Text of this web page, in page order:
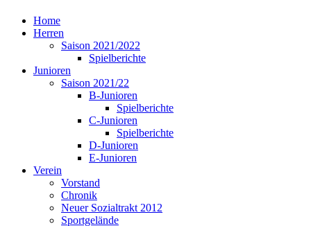
Home
Herren
Saison 2021/2022
Spielberichte
Junioren
Saison 2021/22
B-Junioren
Spielberichte
C-Junioren
Spielberichte
D-Junioren
E-Junioren
Verein
Vorstand
Chronik
Neuer Sozialtrakt 2012
Sportgelände